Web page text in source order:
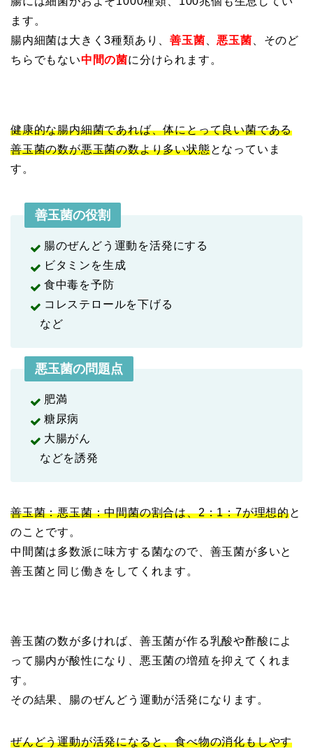
ます。
腸内細菌は大きく3種類あり、善玉菌 悪玉菌 、そのど
ちらでもない中間の菌に分けられます。
健康的な腸内細菌であれば、体にとって良い菌である
善玉菌の数が悪玉菌の数より多い状態となっていま
す。
善玉菌の役割
腸のぜんどう運動を活発にする
ビタミンを生成
食中毒を予防
コレステロールを下げる
など
悪玉菌の問題点
肥満
糖尿病
大腸がん
などを誘発
善玉菌：悪玉菌：中間菌の割合は、2：1：7が理想的と
のことです。
中間菌は多数派に味方する菌なので、善玉菌が多いと
善玉菌と同じ働きをしてくれます。
善玉菌の数が多ければ、善玉菌が作る乳酸や酢酸によ
って腸内が酸性になり、悪玉菌の増殖を抑えてくれま
す。
その結果、腸のぜんどう運動が活発になります。
ぜんどう運動が活発になると、食べ物の消化もしやす